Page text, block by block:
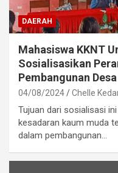
DAERAH
Mahasiswa KKNT
Sosialisasikan
Pembangunan Desa
04/08/2024 Chelle
Tujuan dari sosialisasi
kesadaran kaum muda
dalam pembangunan…